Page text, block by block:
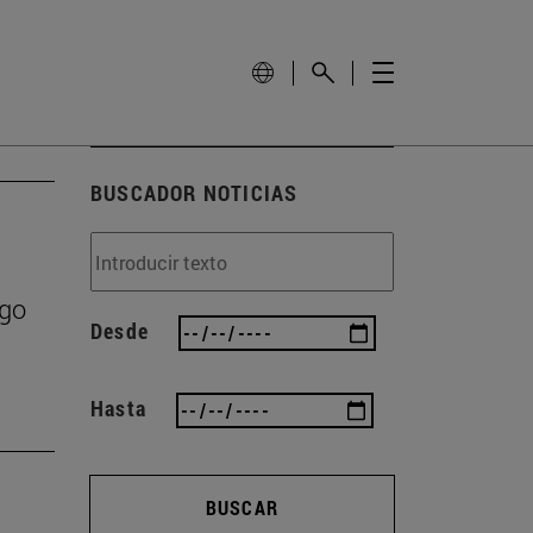
BUSCADOR NOTICIAS
Desde
Hasta
BUSCAR